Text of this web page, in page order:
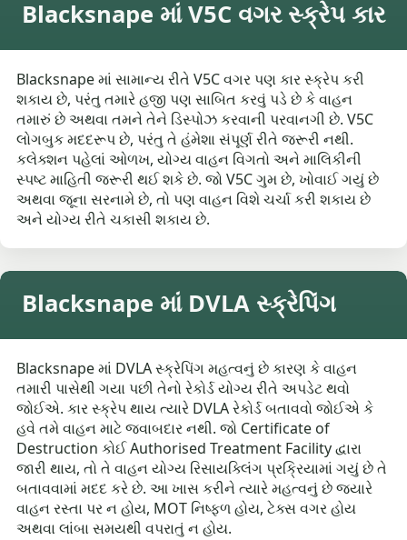
Blacksnape માં V5C વગર સ્ક્રેપ કાર
Blacksnape માં સામાન્ય રીતે V5C વગર પણ કાર સ્ક્રેપ કરી
શકાય છે, પરંતુ તમારે હજી પણ સાબિત કરવું પડે છે કે વાહન
તમારું છે અથવા તમને તેને ડિસ્પોઝ કરવાની પરવાનગી છે. V5C
લોગબુક મદદરૂપ છે, પરંતુ તે હંમેશા સંપૂર્ણ રીતે જરૂરી નથી.
કલેક્શન પહેલાં ઓળખ, યોગ્ય વાહન વિગતો અને માલિકીની
સ્પષ્ટ માહિતી જરૂરી થઈ શકે છે. જો V5C ગુમ છે, ખોવાઈ ગયું છે
અથવા જૂના સરનામે છે, તો પણ વાહન વિશે ચર્ચા કરી શકાય છે
અને યોગ્ય રીતે ચકાસી શકાય છે.
Blacksnape માં DVLA સ્ક્રેપિંગ
Blacksnape માં DVLA સ્ક્રેપિંગ મહત્વનું છે કારણ કે વાહન
તમારી પાસેથી ગયા પછી તેનો રેકોર્ડ યોગ્ય રીતે અપડેટ થવો
જોઈએ. કાર સ્ક્રેપ થાય ત્યારે DVLA રેકોર્ડ બતાવવો જોઈએ કે
હવે તમે વાહન માટે જવાબદાર નથી. જો Certificate of
Destruction કોઈ Authorised Treatment Facility દ્વારા
જારી થાય, તો તે વાહન યોગ્ય રિસાયક્લિંગ પ્રક્રિયામાં ગયું છે તે
બતાવવામાં મદદ કરે છે. આ ખાસ કરીને ત્યારે મહત્વનું છે જ્યારે
વાહન રસ્તા પર ન હોય, MOT નિષ્ફળ હોય, ટેક્સ વગર હોય
અથવા લાંબા સમયથી વપરાતું ન હોય.